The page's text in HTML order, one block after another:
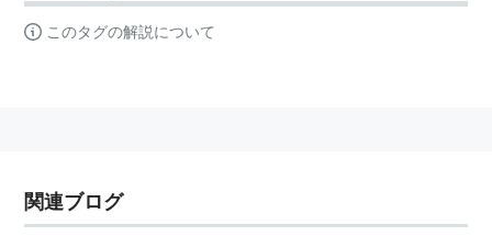
このタグの解説について
関連ブログ